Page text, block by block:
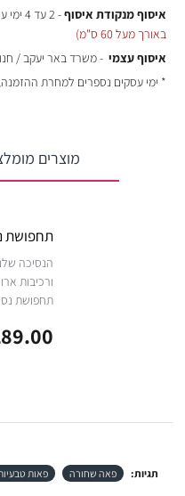
איסוף מנקודת איסוף- 2 עד 4 ימי עסקים - ₪20
באורך מעל 60 ס"מ)
איסוף עצמי - משרד באר יעקב / חנות תל אביב, 1 -
* ימי עסקים נספרים למחרת
מוצרים
תחפושת
הנסיכה
ורכיבות
תחפושת נסי..
תגיות: פאה שחורה פאות